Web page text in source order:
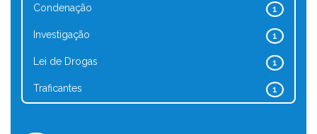
1
Condenação
1
Investigação
1
Lei de Drogas
1
Traficantes